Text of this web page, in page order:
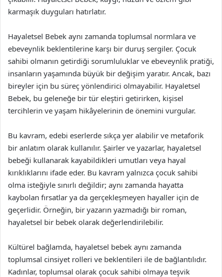
karmaşık duyguları hatırlatır.
Hayaletsel Bebek aynı zamanda toplumsal normlara ve
ebeveynlik beklentilerine karşı bir duruş sergiler. Çocuk
sahibi olmanın getirdiği sorumluluklar ve ebeveynlik pratiği,
insanların yaşamında büyük bir değişim yaratır. Ancak, bazı
bireyler için bu süreç yönlendirici olmayabilir. Hayaletsel
Bebek, bu geleneğe bir tür eleştiri getirirken, kişisel
tercihlerin ve yaşam hikâyelerinin de önemini vurgular.
Bu kavram, edebi eserlerde sıkça yer alabilir ve metaforik
bir anlatım olarak kullanılır. Şairler ve yazarlar, hayaletsel
bebeği kullanarak kayabildikleri umutları veya hayal
kırıklıklarını ifade eder. Bu kavram yalnızca çocuk sahibi
olma isteğiyle sınırlı değildir; aynı zamanda hayatta
kaybolan fırsatlar ya da gerçekleşmeyen hayaller için de
geçerlidir. Örneğin, bir yazarın yazmadığı bir roman,
hayaletsel bir bebek olarak değerlendirilebilir.
Kültürel bağlamda, hayaletsel bebek aynı zamanda
toplumsal cinsiyet rolleri ve beklentileri ile de bağlantılıdır.
Kadınlar, toplumsal olarak çocuk sahibi olmaya teşvik